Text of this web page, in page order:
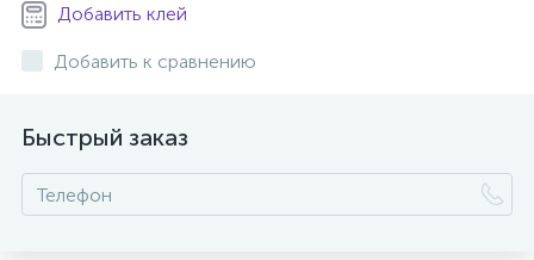
Добавить клей
Добавить к сравнению
Быстрый заказ